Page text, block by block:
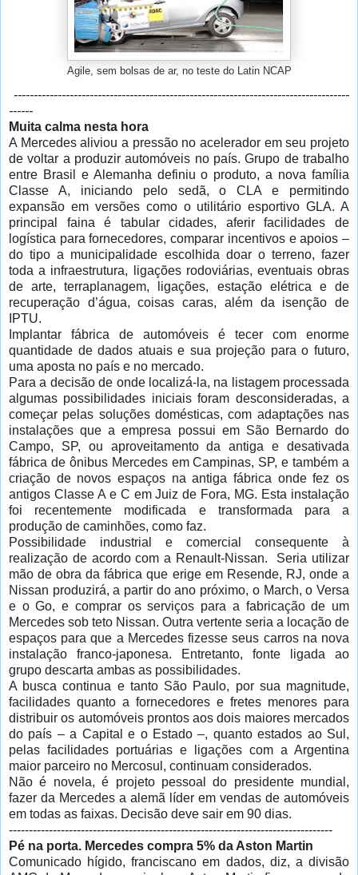
Agile, sem bolsas de ar, no teste do Latin NCAP
------------------------------------------------------------------------------------
------
Muita calma nesta hora
A Mercedes aliviou a pressão no acelerador em seu projeto
de voltar a produzir automóveis no país. Grupo de trabalho
entre Brasil e Alemanha definiu o produto, a nova família
Classe A, iniciando pelo sedã, o CLA e permitindo
expansão em versões como o utilitário esportivo GLA. A
principal faina é tabular cidades, aferir facilidades de
logística para fornecedores, comparar incentivos e apoios –
do tipo a municipalidade escolhida doar o terreno, fazer
toda a infraestrutura, ligações rodoviárias, eventuais obras
de arte, terraplanagem, ligações, estação elétrica e de
recuperação d’água, coisas caras, além da isenção de
IPTU.
Implantar fábrica de automóveis é tecer com enorme
quantidade de dados atuais e sua projeção para o futuro,
uma aposta no país e no mercado.
Para a decisão de onde localizá-la, na listagem processada
algumas possibilidades iniciais foram desconsideradas, a
começar pelas soluções domésticas, com adaptações nas
instalações que a empresa possui em São Bernardo do
Campo, SP, ou aproveitamento da antiga e desativada
fábrica de ônibus Mercedes em Campinas, SP, e também a
criação de novos espaços na antiga fábrica onde fez os
antigos Classe A e C em Juiz de Fora, MG. Esta instalação
foi recentemente modificada e transformada para a
produção de caminhões, como faz.
Possibilidade industrial e comercial consequente à
realização de acordo com a Renault-Nissan. Seria utilizar
mão de obra da fábrica que erige em Resende, RJ, onde a
Nissan produzirá, a partir do ano próximo, o March, o Versa
e o Go, e comprar os serviços para a fabricação de um
Mercedes sob teto Nissan. Outra vertente seria a locação de
espaços para que a Mercedes fizesse seus carros na nova
instalação franco-japonesa. Entretanto, fonte ligada ao
grupo descarta ambas as possibilidades.
A busca continua e tanto São Paulo, por sua magnitude,
facilidades quanto a fornecedores e fretes menores para
distribuir os automóveis prontos aos dois maiores mercados
do país – a Capital e o Estado –, quanto estados ao Sul,
pelas facilidades portuárias e ligações com a Argentina
maior parceiro no Mercosul, continuam considerados.
Não é novela, é projeto pessoal do presidente mundial,
fazer da Mercedes a alemã líder em vendas de automóveis
em todas as faixas. Decisão deve sair em 90 dias.
---------------------------------------------------------------------------------
Pé na porta. Mercedes compra 5% da Aston Martin
Comunicado hígido, franciscano em dados, diz, a divisão